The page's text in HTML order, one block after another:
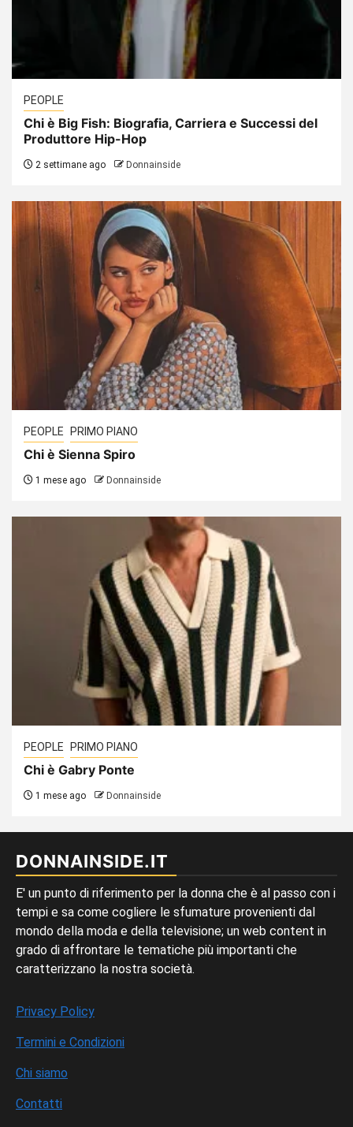
PEOPLE
Chi è Big Fish: Biografia, Carriera e Successi del
Produttore Hip-Hop
2 settimane ago Donnainside
PEOPLE PRIMO PIANO
Chi è Sienna Spiro
1 mese ago Donnainside
PEOPLE PRIMO PIANO
Chi è Gabry Ponte
1 mese ago Donnainside
DONNAINSIDE.IT
E' un punto di riferimento per la donna che è al passo con i
tempi e sa come cogliere le sfumature provenienti dal
mondo della moda e della televisione; un web content in
grado di affrontare le tematiche più importanti che
caratterizzano la nostra società.
Privacy Policy
Termini e Condizioni
Chi siamo
Contatti